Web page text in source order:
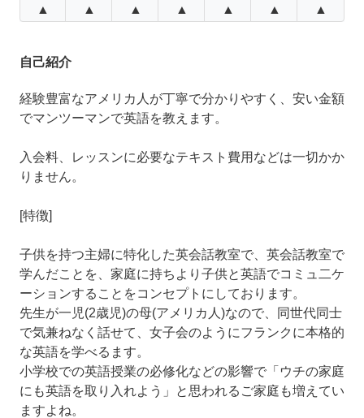
▲ ▲ ▲ ▲ ▲ ▲ ▲
自己紹介
経験豊富なアメリカ人が丁寧で分かりやすく、安い金額
でマンツーマンで英語を教えます。
入会料、レッスンに必要なテキスト費用などは一切かか
りません。
[特徴]
子供を持つ主婦に特化した英会話教室で、英会話教室で
学んだことを、家庭に持ちより子供と英語でコミュ二ケ
ーションすることをコンセプトにしております。
先生が一児(2歳児)の母(アメリカ人)なので、同世代同士
で気兼ねなく話せて、女子会のようにフランクに本格的
な英語を学べるます。
小学校での英語授業の必修化などの影響で「ウチの家庭
にも英語を取り入れよう」と思われるご家庭も増えてい
ますよね。